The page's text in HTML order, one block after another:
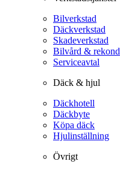
Bilverkstad
Däckverkstad
Skadeverkstad
Bilvård & rekond
Serviceavtal
Däck & hjul
Däckhotell
Däckbyte
Köpa däck
Hjulinställning
Övrigt